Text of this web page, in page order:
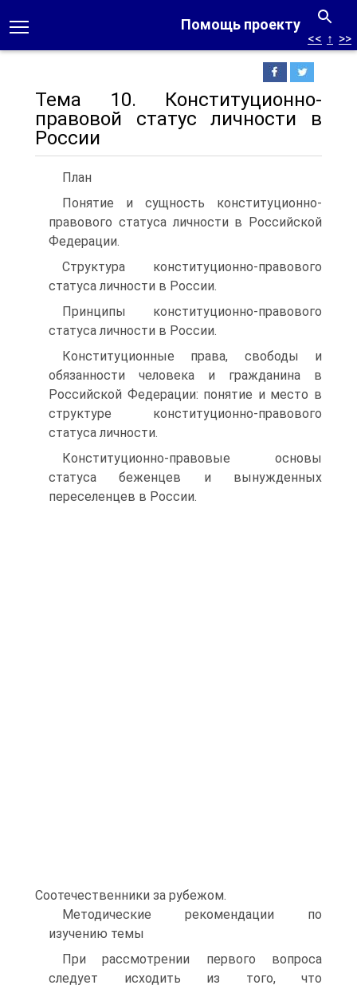
Помощь проекту
<< ↑ >>
Тема 10. Конституционно-
правовой статус личности в
России
План
Понятие и сущность конституционно-
правового статуса личности в Российской
Федерации.
Структура конституционно-правового
статуса личности в России.
Принципы конституционно-правового
статуса личности в России.
Конституционные права, свободы и
обязанности человека и гражданина в
Российской Федерации: понятие и место в
структуре конституционно-правового
статуса личности.
Конституционно-правовые основы
статуса беженцев и вынужденных
переселенцев в России.
Соотечественники за рубежом.
Методические рекомендации по
изучению темы
При рассмотрении первого вопроса
следует исходить из того, что